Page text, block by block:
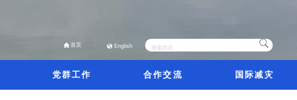
首页 English
党群工作 合作交流 国际减灾